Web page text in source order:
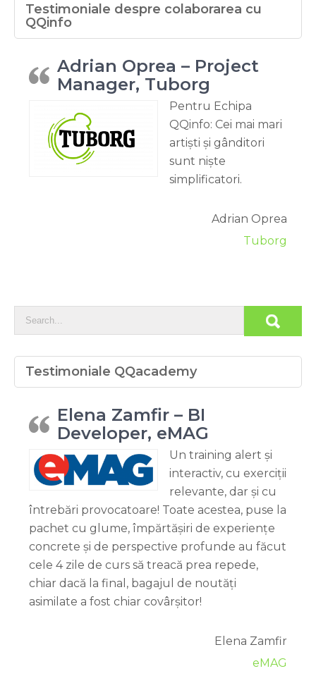
Testimoniale despre colaborarea cu
QQinfo
Adrian Oprea – Project
Manager, Tuborg
Pentru Echipa
QQinfo: Cei mai mari
artiști și gânditori
sunt niște
simplificatori.
Adrian Oprea
Tuborg
Testimoniale QQacademy
Elena Zamfir – BI
Developer, eMAG
Un training alert și
interactiv, cu exerciții
relevante, dar și cu
întrebări provocatoare! Toate acestea, puse la
pachet cu glume, împărtășiri de experiențe
concrete și de perspective profunde au făcut
cele 4 zile de curs să treacă prea repede,
chiar dacă la final, bagajul de noutăți
asimilate a fost chiar covârșitor!
Elena Zamfir
eMAG